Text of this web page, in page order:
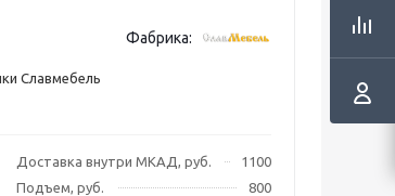
Фабрика:
Славмебель
Доставка внутри МКАД, руб.
1100
Подъем, руб.
800